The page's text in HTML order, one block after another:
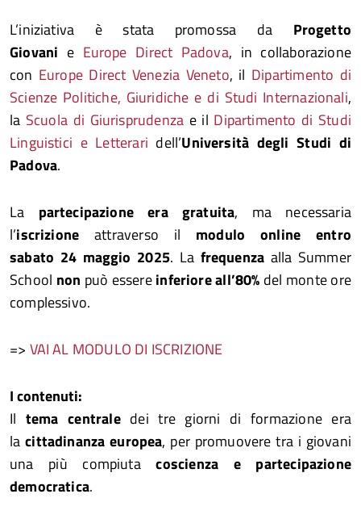
L’iniziativa è stata promossa da Progetto
Giovani e Europe Direct Padova, in collaborazione
con Europe Direct Venezia Veneto, il Dipartimento di
Scienze Politiche, Giuridiche e di Studi Internazionali,
la Scuola di Giurisprudenza e il Dipartimento di Studi
Linguistici e Letterari dell’Università degli Studi di
Padova.
La partecipazione era gratuita, ma necessaria
l’iscrizione attraverso il modulo online entro
sabato 24 maggio 2025. La frequenza alla Summer
School non può essereinferiore all’80% del monte ore
complessivo.
=> VAI AL MODULO DI ISCRIZIONE
I contenuti:
Il tema centrale dei tre giorni di formazione era
lacittadinanza europea, per promuovere tra i giovani
una più compiutacoscienza e partecipazione
democratica.